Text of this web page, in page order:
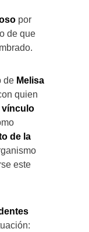
por
de que
de Melisa
quien
vínculo
de la
este